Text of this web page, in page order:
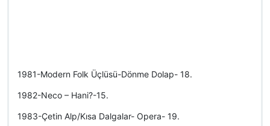
1981-Modern Folk Üçlüsü-Dönme Dolap- 18.
1982-Neco – Hani?-15.
1983-Çetin Alp/Kısa Dalgalar- Opera- 19.